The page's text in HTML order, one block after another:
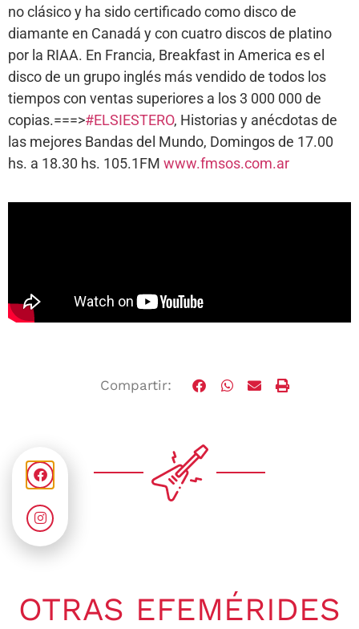
no clásico y ha sido certificado como disco de
diamante en Canadá y con cuatro discos de platino
por la RIAA. En Francia, Breakfast in America es el
disco de un grupo inglés más vendido de todos los
tiempos con ventas superiores a los 3 000 000 de
copias.===>#ELSIESTERO, Historias y anécdotas de
las mejores Bandas del Mundo, Domingos de 17.00
hs. a 18.30 hs. 105.1FM www.fmsos.com.ar
Compartir:
OTRAS EFEMÉRIDES